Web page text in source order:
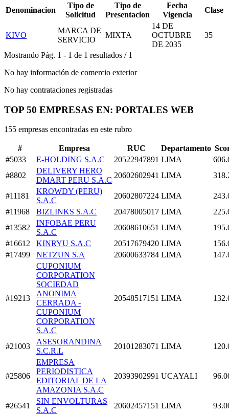
Denominacion
Tipo de
Solicitud
Tipo de
Presentacion
Fecha
Vigencia
Clase
KIVO
MARCA DE
SERVICIO
MIXTA
14 DE
OCTUBRE
DE 2035
35
Mostrando Pág. 1 - 1 de 1 resultados / 1
No hay información de comercio exterior
No hay contrataciones registradas
TOP 50 EMPRESAS EN: PORTALES WEB
155 empresas encontradas en este rubro
# Empresa RUC Departamento
#5033
E-HOLDING S.A.C 20522947891 LIMA
#8802
DELIVERY HERO
DMART PERU S.A.C
20602602941 LIMA
#11181
KROWDY (PERU)
S.A.C
20602807224 LIMA
#11968
BIZLINKS S.A.C 20478005017 LIMA
#13582
INFOBAE PERU
S.A.C
20608610651 LIMA
#16612
KINRYU S.A.C 20517679420 LIMA
#17499
NETZUN S.A 20600633784 LIMA
#19213
CUPONIUM
CORPORATION
SOCIEDAD
ANONIMA
CERRADA -
CUPONIUM
CORPORATION
S.A.C
20548517151 LIMA
#21003
ASESORANDINA
S.C.R.L
20101283071 LIMA
#25806
EMPRESA
PERIODISTICA
EDITORIAL DE LA
AMAZONIA S.A.C
20393902991 UCAYALI
#26541
SIN ENVOLTURAS
S.A.C
20602457151 LIMA